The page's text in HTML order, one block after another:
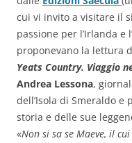
cui vi invito a visitare il
passione per l’Irlanda
proponevano la lettura
Yeats Country. Viaggio
Andrea Lessona,
dell’Isola di Smeraldo e
storia e delle sue
«Non si sa se Maeve, il